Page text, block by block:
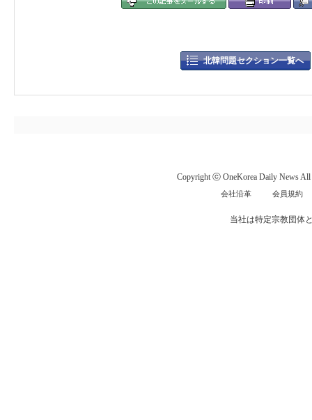
北韓問題セクション一覧へ
Copyright ⓒ OneKorea Daily News All
会社沿革 会員規約
当社は特定宗教団体